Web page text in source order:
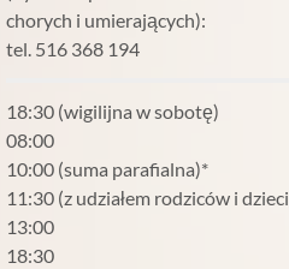
chorych i umierających):
tel. 516 368 194
18:30 (wigilijna w sobotę)
08:00
10:00 (suma parafialna)*
11:30 (z udziałem rodziców i
13:00
18:30